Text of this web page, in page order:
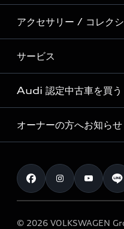
Audi Sport
Formula 1®
デジタルサービス
新車在庫検索
試乗車・展示車検索
見積り依頼
試乗予約
モデル一覧
特別仕様モデル / 限定モデル
e-tronラインアップ
価格シミュレーション
車両比較
カタログ一覧
アクセサリー / コレク
純正アクセサリー
オンラインショップ
Audi collection
アウディナビアプリ
サービス
サービス入庫予約
サービスプログラム
メンテナンス
車検 / 定期点検
e-tronアフターサポート
Audi 認定中古車を買う
Audi認定中古車
クオリティ
保証
メンテナンス
オーナーの方へお知らせ
お知らせ
オーナー様向けキャンペーン
© 2026 VOLKSWAGEN